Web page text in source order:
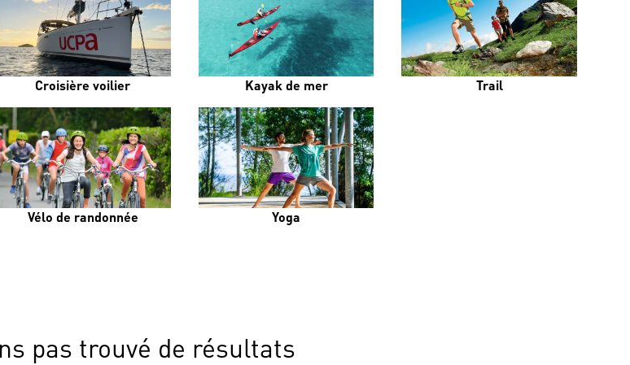
Croisière voilier Kayak de mer Trail
Vélo de randonnée Yoga
pas trouvé de résultats